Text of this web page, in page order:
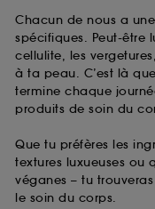
Chacun de nous a
spécifiques. Peut-être
cellulite, les
à ta peau. C’est là
termine chaque
produits de soin du
Que tu préfères les
textures luxueuses ou
véganes – tu
le soin du corps.